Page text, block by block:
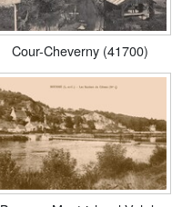
Cour-Cheverny (41700)